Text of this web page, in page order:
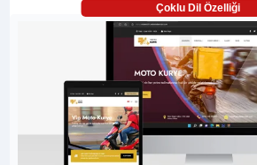
Çoklu Dil Özelliği